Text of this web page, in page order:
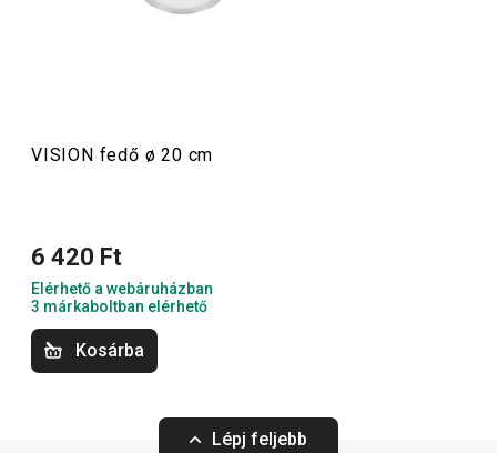
VISION fedő ø 20 cm
6 420 Ft
Elérhető a webáruházban
3 márkaboltban elérhető
Kosárba
Lépj feljebb